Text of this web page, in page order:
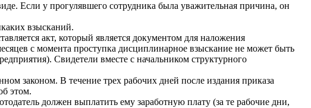
Если у прогулявшего сотрудника была уважительная причина, он
взысканий.
акт, который является документом для наложения
с момента проступка дисциплинарное взыскание не может быть
Свидетели вместе с начальником структурного
законом. В течение трех рабочих дней после издания приказа
этом.
должен выплатить ему заработную плату (за те рабочие дни,